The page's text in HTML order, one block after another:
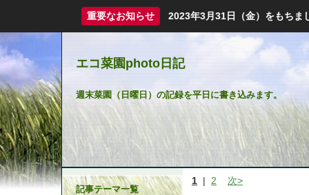
重要なお知らせ 2023年3月31日（金）をもちま
エコ菜園photo日記
週末菜園（日曜日）の記録を平日に書き込みます。
1 | 2 次>
記事テーマ一覧